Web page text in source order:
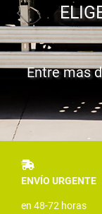
Entre mas
ENVÍO URGENTE
en 48-72 horas